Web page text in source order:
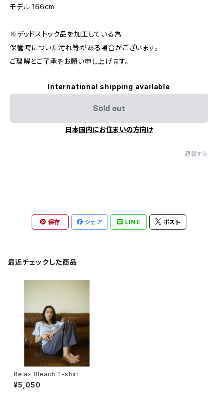
モデル 166cm
※デッドストック品を加工している為
保管時についた汚れ等がある場合がございます。
ご理解とご了承をお願い申し上げます。
International shipping available
Sold out
日本国内にお住まいの方向け
通報する
保存 シェア LINE ポスト
最近チェックした商品
Relax Bleach T-shirt
¥5,050